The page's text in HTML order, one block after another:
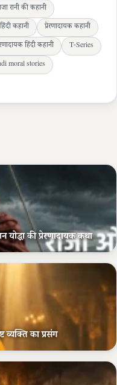
रानी की कहानी
हिंदी कहानी
प्रेरणादायक कहानी
हिंदी कहानी
T-Series
moral stories
योद्धा की प्रेरणादायक कथा
व्यक्ति का प्रसंग